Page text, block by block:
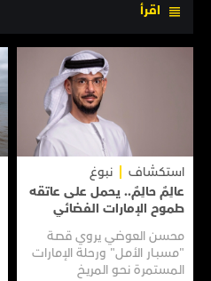
اقرأ
استكشاف
نبوغ
عالِمٌ حالِمٌ.. يحمل على عاتقه
طموح الإمارات الفضائي
محسن العوضي يروي قصـة
"مسبـار الأمـل" ورحلة الإمارات
المستمرة نحـو المريـخ